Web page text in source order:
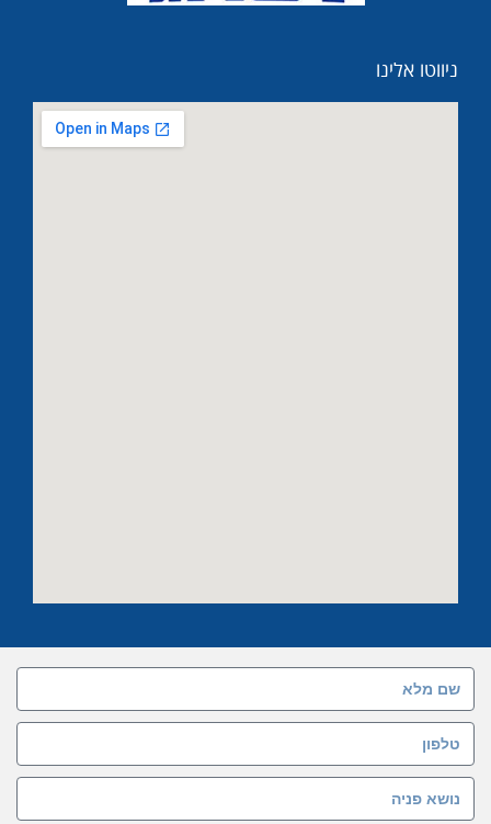
ניווטו אלינו